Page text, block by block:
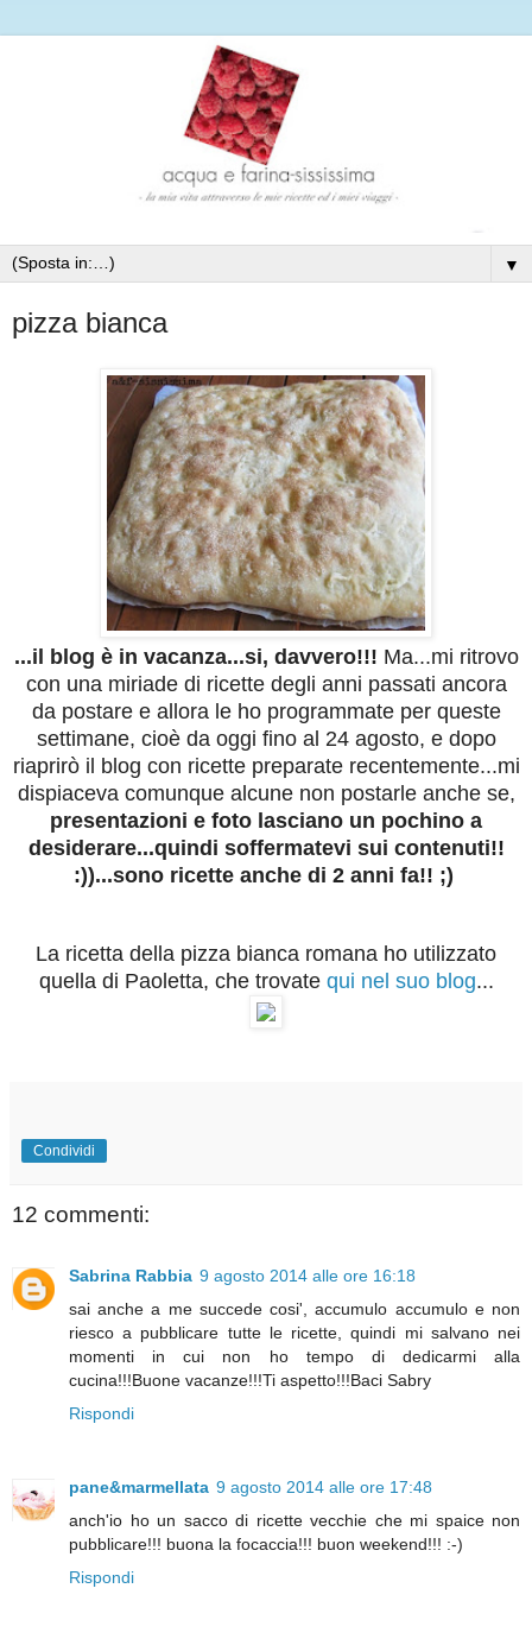
▼
pizza bianca
...il blog è in vacanza...si, davvero!!! Ma...mi ritrovo
con una miriade di ricette degli anni passati ancora
da postare e allora le ho programmate per queste
settimane, cioè da oggi fino al 24 agosto, e dopo
riaprirò il blog con ricette preparate recentemente...mi
dispiaceva comunque alcune non postarle anche se,
presentazioni e foto lasciano un pochino a
desiderare...quindi soffermatevi sui contenuti!!
:))...sono ricette anche di 2 anni fa!! ;)
La ricetta della pizza bianca romana ho utilizzato
quella di Paoletta, che trovate qui nel suo blog...
Condividi
12 commenti:
Sabrina Rabbia 9 agosto 2014 alle ore 16:18
sai anche a me succede cosi', accumulo accumulo e non
riesco a pubblicare tutte le ricette, quindi mi salvano nei
momenti in cui non ho tempo di dedicarmi alla
cucina!!!Buone vacanze!!!Ti aspetto!!!Baci Sabry
Rispondi
pane&marmellata 9 agosto 2014 alle ore 17:48
anch'io ho un sacco di ricette vecchie che mi spaice non
pubblicare!!! buona la focaccia!!! buon weekend!!! :-)
Rispondi